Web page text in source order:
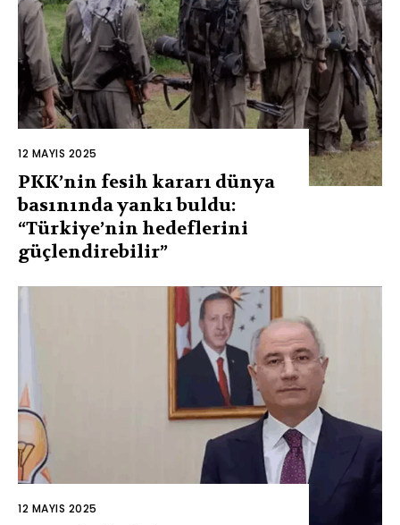
12 MAYIS 2025
PKK’nin fesih kararı dünya
basınında yankı buldu:
“Türkiye’nin hedeflerini
güçlendirebilir”
12 MAYIS 2025